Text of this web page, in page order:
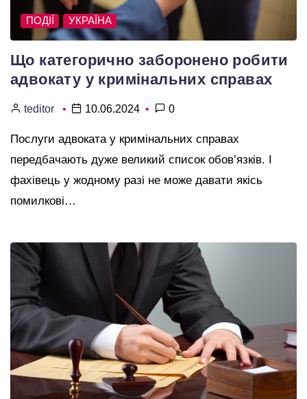
ПОДІЇ УКРАЇНА
Що категорично заборонено робити
адвокату у кримінальних справах
teditor 10.06.2024 0
Послуги адвоката у кримінальних справах
передбачають дуже великий список обов’язків. І
фахівець у жодному разі не може давати якісь
помилкові…